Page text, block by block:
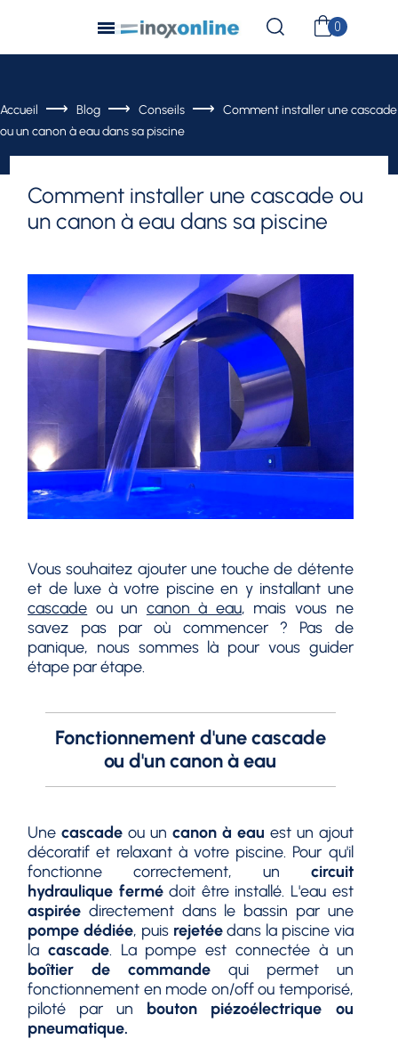
Accueil Blog Conseils
Comment installer une cascade
ou un canon à eau dans sa piscine
Comment installer une cascade ou
un canon à eau dans sa piscine
Vous souhaitez ajouter une touche de détente
et de luxe à votre piscine en y installant une
cascade ou un canon à eau, mais vous ne
savez pas par où commencer ? Pas de
panique, nous sommes là pour vous guider
étape par étape.
Fonctionnement d'une cascade
ou d'un canon à eau
Unecascade ou un canon à eau est un ajout
décoratif et relaxant à votre piscine. Pour qu'il
fonctionne correctement, un circuit
hydraulique fermédoit être installé. L'eau est
aspirée directement dans le bassin par une
pompe dédiée, puis rejetéedans la piscine via
la cascade. La pompe est connectée à un
boîtier de commandequi permet un
fonctionnement en mode on/off ou temporisé,
piloté par un bouton piézoélectrique ou
pneumatique.